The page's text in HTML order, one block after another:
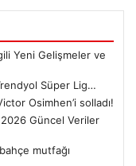
Yeni Gelişmeler ve
Süper Lig…
Osimhen’i solladı!
2026 Güncel Veriler
mutfağı